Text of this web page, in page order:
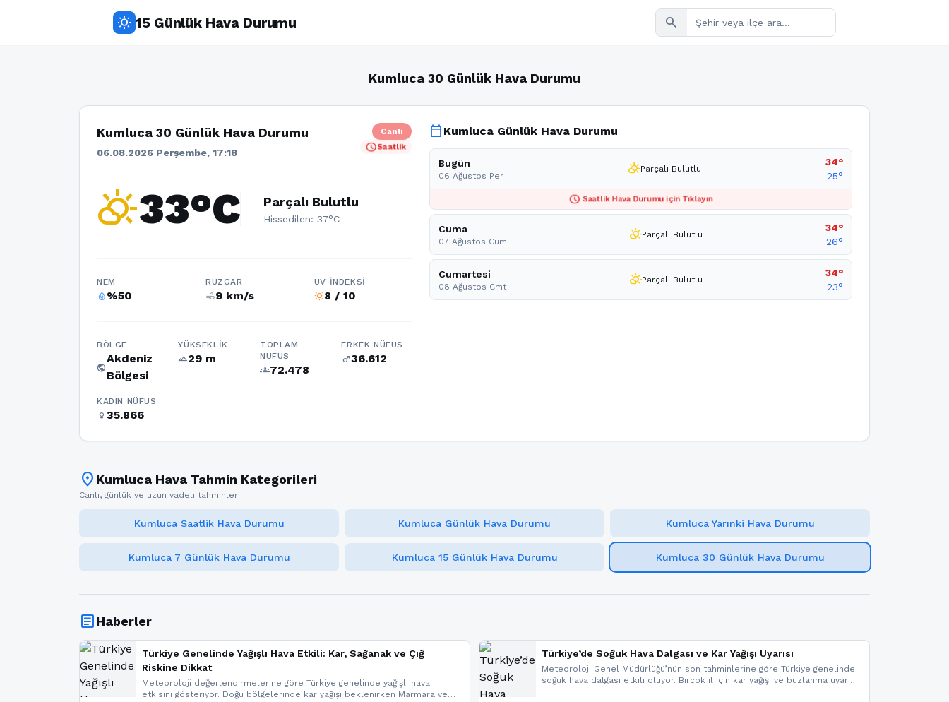
wb_sunny 15 Günlük Hava Durumu search
Kumluca 30 Günlük Hava Durumu
Kumluca 30 Günlük Hava Durumu
06.08.2026 Perşembe, 17:18
Canlı
scheduleSaatlik
partly_cloudy_day33°C Parçalı Bulutlu
Hissedilen: 37°C
NEM
humidity_percentage%50
RÜZGAR
air9 km/s
UV İNDEKSI
wb_sunny8 / 10
BÖLGE
public
Akdeniz
Bölgesi
YÜKSEKLIK
terrain29 m
TOPLAM
NÜFUS
groups72.478
ERKEK NÜFUS
male36.612
KADIN NÜFUS
female 35.866
calendar_today Kumluca Günlük Hava Durumu
Bugün
06 Ağustos Per partly_cloudy_dayParçalı Bulutlu
34°
25°
schedule Saatlik Hava Durumu için Tıklayın
Cuma
07 Ağustos Cum partly_cloudy_dayParçalı Bulutlu
34°
26°
Cumartesi
08 Ağustos Cmt partly_cloudy_dayParçalı Bulutlu
34°
23°
location_on Kumluca Hava Tahmin Kategorileri
Canlı, günlük ve uzun vadeli tahminler
Kumluca Saatlik Hava Durumu Kumluca Günlük Hava Durumu Kumluca Yarınki Hava Durumu
Kumluca 7 Günlük Hava Durumu Kumluca 15 Günlük Hava Durumu Kumluca 30 Günlük Hava Durumu
articleHaberler
Türkiye Genelinde Yağışlı Hava Etkili: Kar, Sağanak ve Çığ
Riskine Dikkat
Meteoroloji değerlendirmelerine göre Türkiye genelinde yağışlı hava
etkisini gösteriyor. Doğu bölgelerinde kar yağışı beklenirken Marmara ve
Türkiye’de Soğuk Hava Dalgası ve Kar Yağışı Uyarısı
Meteoroloji Genel Müdürlüğü’nün son tahminlerine göre Türkiye genelinde
soğuk hava dalgası etkili oluyor. Birçok il için kar yağışı ve buzlanma uyarısı